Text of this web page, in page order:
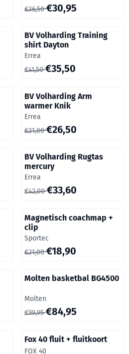
Van 36,50 voor 30,95
€36,50€30,95
BV Volharding Training
shirt Dayton
Merk:
Errea
Van 41,50 voor 35,50
€41,50€35,50
BV Volharding Arm
warmer Knik
Merk:
Errea
Van 31,00 voor 26,50
€31,00€26,50
BV Volharding Rugtas
mercury
Merk:
Errea
Van 42,00 voor 33,60
€42,00€33,60
Magnetisch coachmap +
clip
Merk:
Sportec
Van 21,00 voor 18,90
€21,00€18,90
Molten basketbal BG4500
Merk:
Molten
Van 99,95 voor 84,95
€99,95€84,95
Fox 40 fluit + fluitkoort
Merk:
FOX 40